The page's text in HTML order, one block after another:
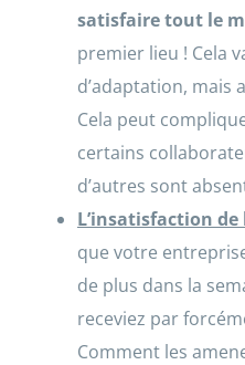
satisfaire tout le
premier lieu ! Cela
d’adaptation, mais
Cela peut
certains
d’autres sont
L’insatisfaction
que votre
de plus dans la
receviez par
Comment les